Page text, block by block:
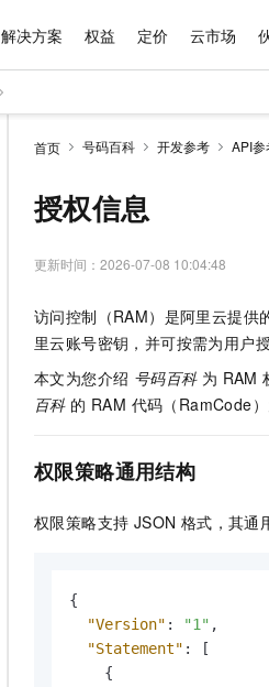
解决方案 权益 定价 云市场
首页 号码百科 开发参考 API参
授权信息
更新时间： 2026-07-08 10:04:48
访问控制（RAM）是阿里云提供
里云账号密钥，并可按需为用户
本文为您介绍 号码百科 为 RAM
百科 的 RAM 代码（RamCode
权限策略通用结构
权限策略支持 JSON 格式，其通
{
"Version" : "1" ,
"Statement" :
[
{
千问AI平台
Qwen3.8-Max HOT
Qwen3.7-Plus
Qwen3-VL-Plus
大模型服务
千问AI平台-Token Plan
精选产品
大模型服务与应用平台
多元化、高性能、安全可靠的大模型服务
无影云电脑
随时随地安全接入的云上超级电脑
云解析DNS
覆盖公网/内网、递归/权威、移动APP等全场景解析服务
面向分析的企业级SaaS模式云数据仓库
精选解决方案
企业级Agent产品，直接交付可用成果
HappyHorse 打造一站式影视创作平台
可视化编排打通从文字构思到成片全链路闭环
快速拥有专属 OpenClaw
让AI从“聊天伙伴”进化为能干活的“数字员工”
普惠上云
云服务器38元/年起，超值低价云产品抢先购
推荐新用户得奖励，单订单最高返9万
云工开物
高校专属算力普惠，学生认证享300元代金
免费试用
最高领取价值200元试用点，立即开启云上创
AI 产品 免费试用
1亿+ 大模型 tokens 和 30+ 款产品免费体验
产品新客免费试用，最长12个月
大模型ACA认证体验
助力企业全员 AI 认知与能力提升
产品定价
了解云产品的定价详情
云上成本管理
管理和优化成本
精选商城
多端小程序
观测云
Tuya 物联网平台阿里云版
蓝凌 OA
畅捷通
Tableau 订阅
生态解决方案
行业生态解决方案
成为销售伙伴
咨询伙伴
销售伙伴合作计划
无影生态合作计划
Salesforce On Alibaba Cloud
Consulting Partner 合作计划
AI 大模型销售与服务生态合作计划
售前咨询
售后服务
自助服务
在线服务
工单服务
短信专区
为什么选择阿里云
技术领先
分析师报告
研究报告与白皮书
AI 算法大赛
云开发大赛